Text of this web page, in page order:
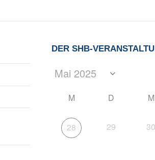
DER SHB-
M D M
28 29